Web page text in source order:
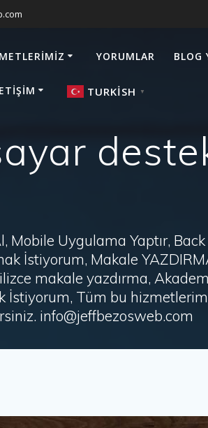
YORUMLAR BLOG
TURKISH ▼
Mobile Uygulama Yaptır,
İstiyorum, Makale
makale yazdırma,
İstiyorum, Tüm bu
info@jeffbezosweb.com